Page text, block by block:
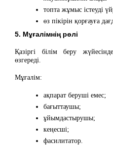
топта жұмыс істеуді
өз пікірін қорғауға
5. Мұғалімнің рөлі
Қазіргі білім беру
өзгереді.
Мұғалім:
ақпарат беруші емес;
бағыттаушы;
ұйымдастырушы;
кеңесші;
фасилитатор.